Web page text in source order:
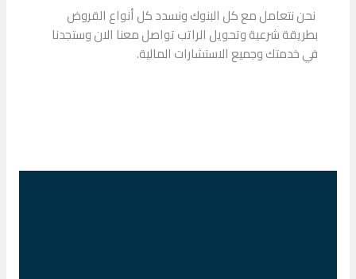
نحن نتعامل مع كل البنوك ونسدد كل أنواع القروض
بطريقة شرعية وتحويل الراتب تواصل معنا الان وستجدنا
في خدمتك وجميع الاستشارات المالية.